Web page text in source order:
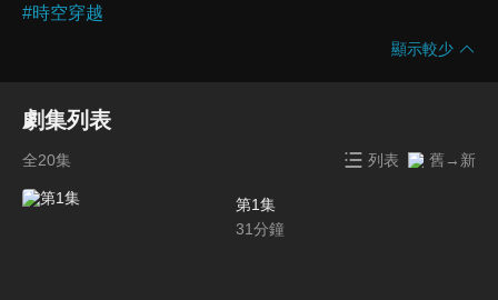
#時空穿越
顯示較少
劇集列表
全20集 列表 舊→新
第1集
31分鐘